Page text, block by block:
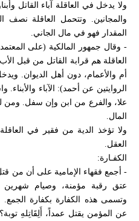
ولا يدخل في العاقلة آباء القاتل
والمجانين. وتتحمل العاقلة
المقدار فهو في مال الجاني.
- وقال جمهور المالكية (على
العاقلة هم قرابة القاتل من قبل
أم والأعمام، دون أهل الديوان.
الروايتين عن أحمد): الآباء
علا، والفرع من ابن وإن سفل. ومن
المال.
ولا تؤخذ الدية من فقير في
العقل.
الكفـارة:
- أجمع فقهاء الإمامية على أن من
عتق رقبة مؤمنة، وصيام شهرين
وتسمى هذه الكفارة بكفارة
عن المؤمن يقتل عمداً، أَلِقَاتِلهِ